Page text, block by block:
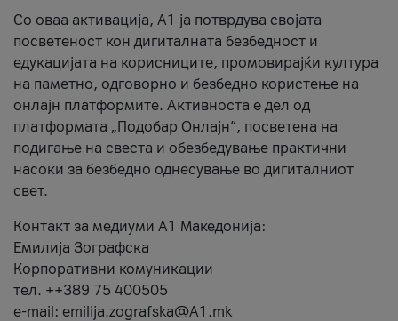
Со оваа активација, А1 ја потврдува својата
посветеност кон дигиталната безбедност и
едукацијата на корисниците, промовирајќи култура
на паметно, одговорно и безбедно користење на
онлајн платформите. Активноста е дел од
платформата „Подобар Онлајн“, посветена на
подигање на свеста и обезбедување практични
насоки за безбедно однесување во дигиталниот
свет.
Контакт за медиуми А1 Македонија:
Емилија Зографска
Корпоративни комуникации
тел. ++389 75 400505
e-mail: emilija.zografska@A1.mk